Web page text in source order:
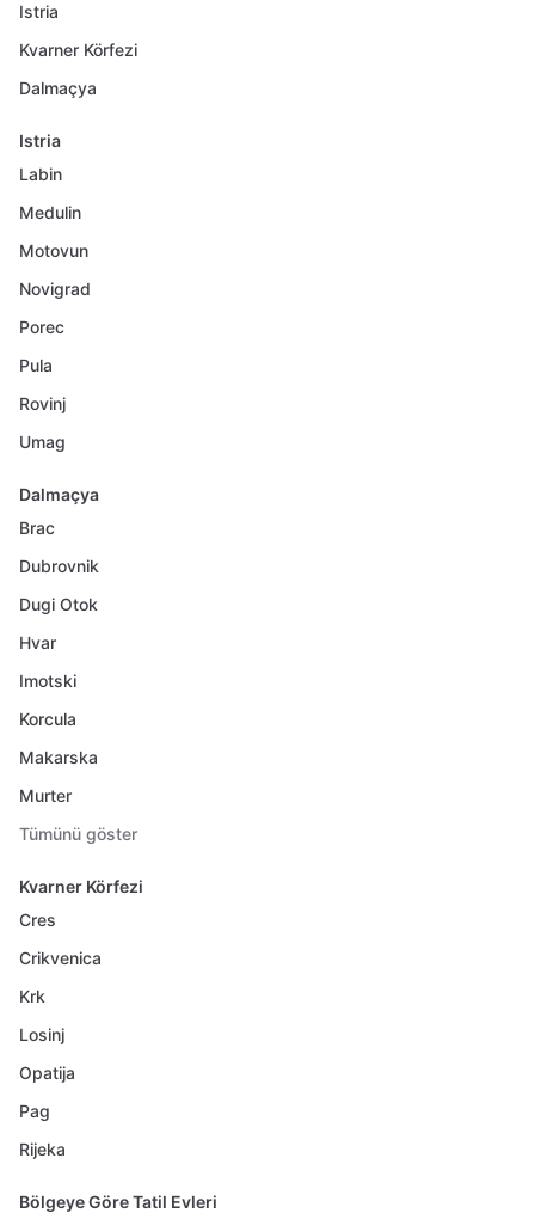
Istria
Kvarner Körfezi
Dalmaçya
Istria
Labin
Medulin
Motovun
Novigrad
Porec
Pula
Rovinj
Umag
Dalmaçya
Brac
Dubrovnik
Dugi Otok
Hvar
Imotski
Korcula
Makarska
Murter
Tümünü göster
Kvarner Körfezi
Cres
Crikvenica
Krk
Losinj
Opatija
Pag
Rijeka
Bölgeye Göre Tatil Evleri